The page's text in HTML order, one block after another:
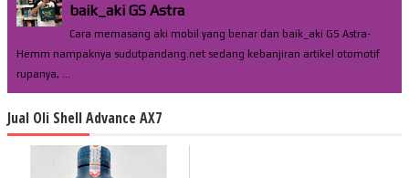
baik_aki GS Astra
Cara memasang aki mobil yang benar dan baik_aki GS Astra-
Hemm nampaknya sudutpandang.net sedang kebanjiran artikel otomotif
rupanya, ...
Jual Oli Shell Advance AX7